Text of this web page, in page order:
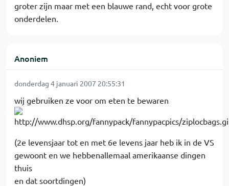
groter zijn maar met een blauwe rand, echt voor grote
onderdelen.
Anoniem
donderdag 4 januari 2007 20:55:31
wij gebruiken ze voor om eten te bewaren
(2e levensjaar tot en met 6e levens jaar heb ik in de VS
gewoont en we hebbenallemaal amerikaanse dingen
thuis
en dat soortdingen)